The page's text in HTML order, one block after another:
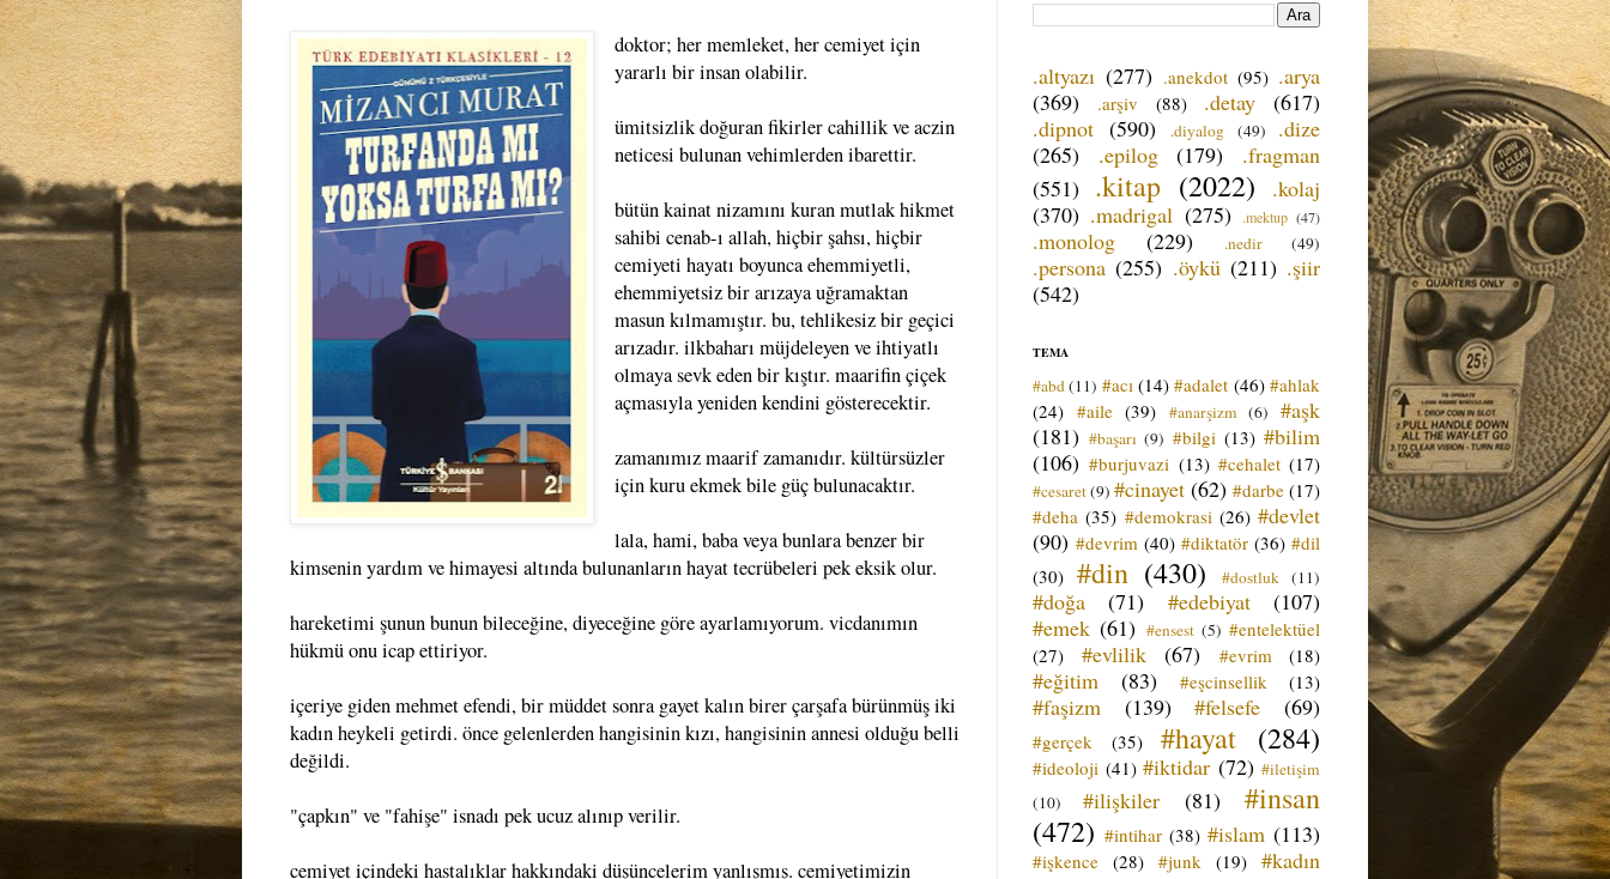
doktor; her memleket, her cemiyet için
yararlı bir insan olabilir.
ümitsizlik doğuran fikirler cahillik ve aczin
neticesi bulunan vehimlerden ibarettir.
bütün kainat nizamını kuran mutlak hikmet
sahibi cenab-ı allah, hiçbir şahsı, hiçbir
cemiyeti hayatı boyunca ehemmiyetli,
ehemmiyetsiz bir arızaya uğramaktan
masun kılmamıştır. bu, tehlikesiz bir geçici
arızadır. ilkbaharı müjdeleyen ve ihtiyatlı
olmaya sevk eden bir kıştır. maarifin çiçek
açmasıyla yeniden kendini gösterecektir.
zamanımız maarif zamanıdır. kültürsüzler
için kuru ekmek bile güç bulunacaktır.
lala, hami, baba veya bunlara benzer bir
kimsenin yardım ve himayesi altında bulunanların hayat tecrübeleri pek eksik olur.
hareketimi şunun bunun bileceğine, diyeceğine göre ayarlamıyorum. vicdanımın
hükmü onu icap ettiriyor.
içeriye giden mehmet efendi, bir müddet sonra gayet kalın birer çarşafa bürünmüş iki
kadın heykeli getirdi. önce gelenlerden hangisinin kızı, hangisinin annesi olduğu belli
değildi.
"çapkın" ve "fahişe" isnadı pek ucuz alınıp verilir.
cemiyet içindeki hastalıklar hakkındaki düşüncelerim yanlışmış. cemiyetimizin
.altyazı (277) .anekdot (95) .arya
(369)
.arşiv (88) .detay
(617)
.dipnot (590) .diyalog (49)
.dize
(265)
.epilog (179)
.fragman
(551) .kitap (2022)
.kolaj
(370) .madrigal (275) .mektup (47)
.monolog (229) .nedir (49)
.persona (255) .öykü (211) .şiir
(542)
TEMA
#abd (11) #acı (14) #adalet (46) #ahlak
(24) #aile (39) #anarşizm (6)
#aşk
(181) #başarı (9) #bilgi (13) #bilim
(106) #burjuvazi (13) #cehalet (17)
#cesaret(9) #cinayet (62) #darbe (17)
#deha (35) #demokrasi (26) #devlet
(90) #devrim (40) #diktatör (36) #dil
(30) #din (430) #dostluk (11)
#doğa (71) #edebiyat
(107)
#emek (61) #ensest (5) #entelektüel
(27)
#evlilik (67) #evrim (18)
#eğitim (83) #eşcinsellik (13)
#faşizm (139) #felsefe (69)
#gerçek (35) #hayat (284)
#ideoloji (41) #iktidar (72) #iletişim
(10)
#ilişkiler (81)
#insan
(472) #intihar (38) #islam (113)
#işkence (28) #junk (19) #kadın